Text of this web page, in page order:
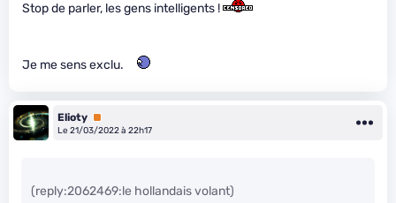
Stop de parler, les gens intelligents !
Je me sens exclu.
Elioty Premium
Le 21/03/2022 à 22h17
(reply:2062469:le hollandais volant)